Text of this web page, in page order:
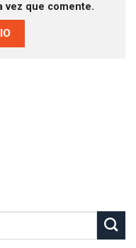
vez que comente.